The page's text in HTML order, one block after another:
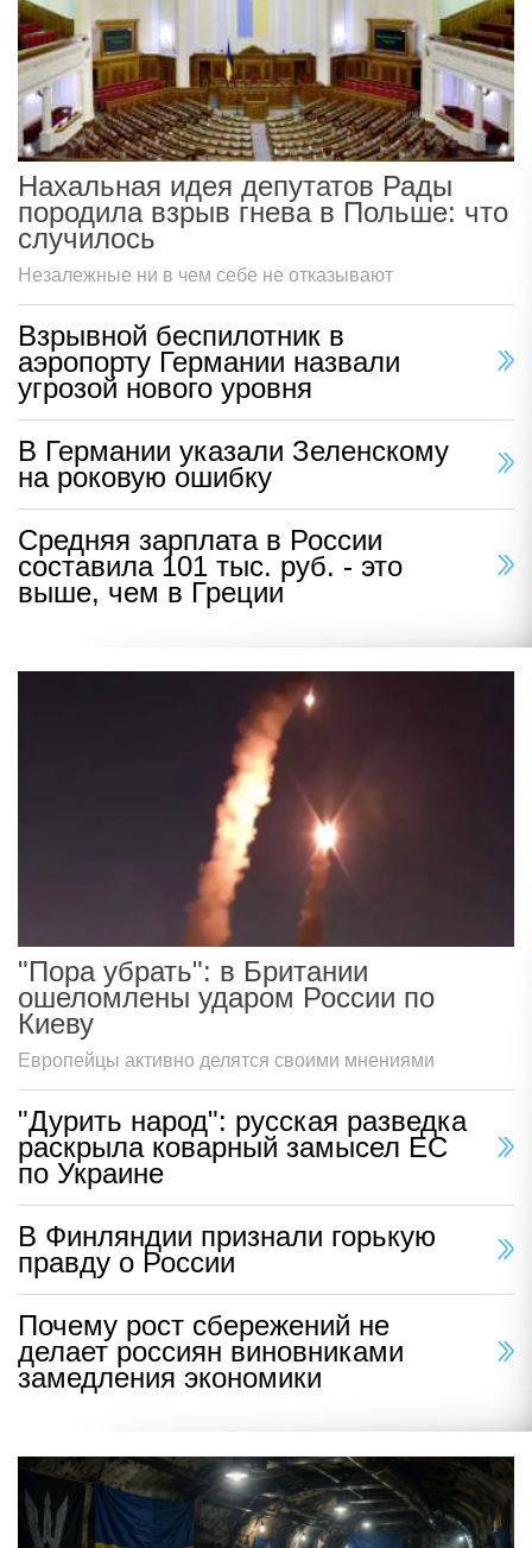
Нахальная идея депутатов Рады
породила взрыв гнева в Польше: что
случилось
Незалежные ни в чем себе не отказывают
Взрывной беспилотник в
аэропорту Германии назвали
угрозой нового уровня
В Германии указали Зеленскому
на роковую ошибку
Средняя зарплата в России
составила 101 тыс. руб. - это
выше, чем в Греции
"Пора убрать": в Британии
ошеломлены ударом России по
Киеву
Европейцы активно делятся своими мнениями
"Дурить народ": русская разведка
раскрыла коварный замысел ЕС
по Украине
В Финляндии признали горькую
правду о России
Почему рост сбережений не
делает россиян виновниками
замедления экономики